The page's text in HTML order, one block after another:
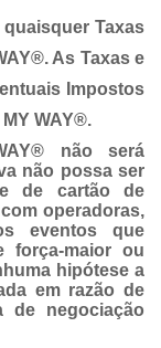
Taxas
As Taxas e
Impostos
WAY®.
não será
não possa ser
de cartão de
operadoras,
eventos que
força-maior ou
hipótese a
em razão de
de negociação